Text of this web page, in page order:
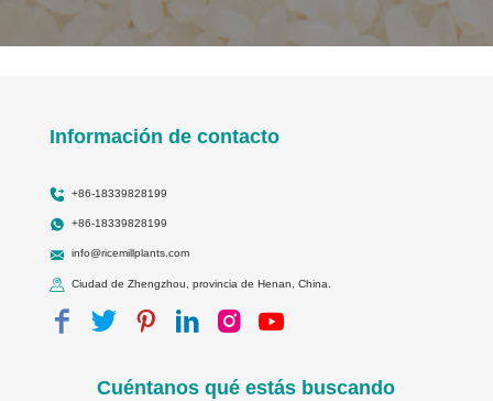
Información de contacto
+86-18339828199
+86-18339828199
info@ricemillplants.com
Ciudad de Zhengzhou, provincia de Henan, China.
Cuéntanos qué estás buscando